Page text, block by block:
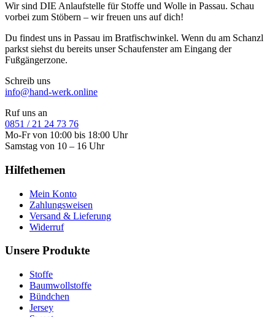
Wir sind DIE Anlaufstelle für Stoffe und Wolle in Passau. Schau
vorbei zum Stöbern – wir freuen uns auf dich!
Du findest uns in Passau im Bratfischwinkel. Wenn du am Schanzl
parkst siehst du bereits unser Schaufenster am Eingang der
Fußgängerzone.
Schreib uns
info@hand-werk.online
Ruf uns an
0851 / 21 24 73 76
Mo-Fr von 10:00 bis 18:00 Uhr
Samstag von 10 – 16 Uhr
Hilfethemen
Mein Konto
Zahlungsweisen
Versand & Lieferung
Widerruf
Unsere Produkte
Stoffe
Baumwollstoffe
Bündchen
Jersey